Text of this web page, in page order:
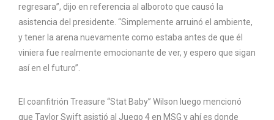
regresara”, dijo en referencia al alboroto que causó la
asistencia del presidente. “Simplemente arruinó el ambiente,
y tener la arena nuevamente como estaba antes de que él
viniera fue realmente emocionante de ver, y espero que sigan
así en el futuro”.
El coanfitrión Treasure “Stat Baby” Wilson luego mencionó
que Taylor Swift asistió al Juego 4 en MSG y ahí es donde